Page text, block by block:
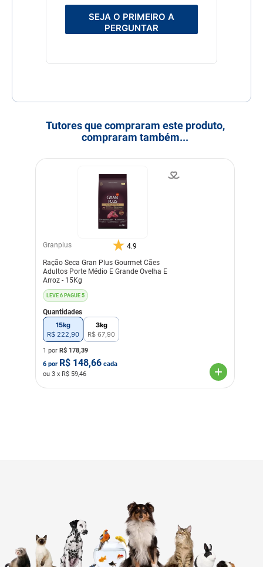
SEJA O PRIMEIRO A
PERGUNTAR
Tutores que compraram este produto,
compraram também...
Granplus 4.9
Ração Seca Gran Plus Gourmet Cães
Adultos Porte Médio E Grande Ovelha E
Arroz - 15Kg
LEVE 6 PAGUE 5
Quantidades
15kg
R$ 222,90
3kg
R$ 67,90
1 por R$ 178,39
6 por R$ 148,66 cada
ou 3 x R$ 59,46